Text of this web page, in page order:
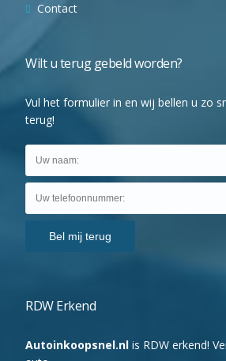
Contact
Wilt u terug gebeld worden?
Vul het formulier in en wij bellen u zo
terug!
RDW Erkend
Autoinkoopsnel.nl is RDW erkend!